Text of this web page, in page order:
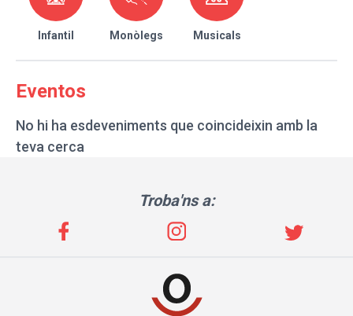
Infantil Monòlegs Musicals
Eventos
No hi ha esdeveniments que coincideixin amb la
teva cerca
Troba'ns a: